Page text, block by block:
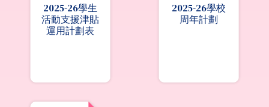
2025-26學生
活動支援津貼
運用計劃表
2025-26學校
周年計劃